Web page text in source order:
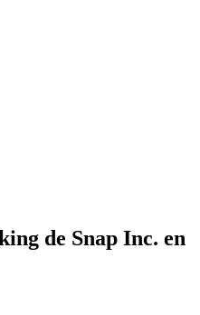
de Snap Inc. en